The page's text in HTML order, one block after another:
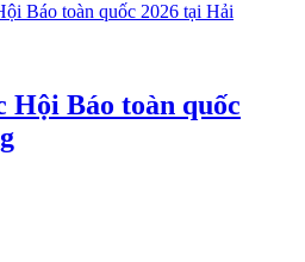
Hội Báo toàn quốc